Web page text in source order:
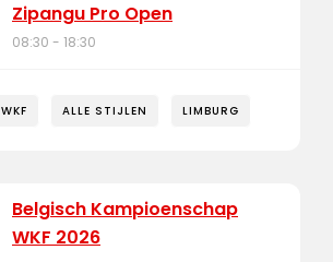
Zipangu Pro Open
08:30 - 18:30
ALLE STIJLEN LIMBURG
Belgisch Kampioenschap
WKF 2026